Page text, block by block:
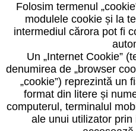
Folosim termenul
modulele cookie și la
intermediul cărora pot fi
Un „Internet Cookie”
denumirea de „browser
„cookie”) reprezintă un
format din litere și
computerul, terminalul
ale unui utilizator